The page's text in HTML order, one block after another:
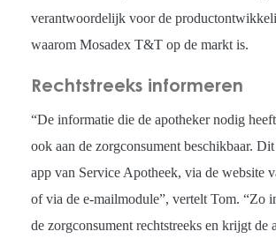
verantwoordelijk voor de
waarom Mosadex T&T op de markt is.
Rechtstreeks informeren
“De informatie die de apotheker nodig
ook aan de zorgconsument beschikbaar.
app van Service Apotheek, via de website
of via de e-mailmodule”, vertelt Tom. “Zo
de zorgconsument rechtstreeks en krijgt de